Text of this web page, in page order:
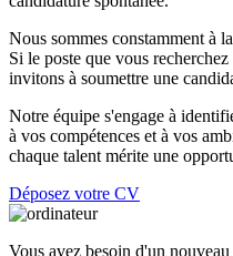
Nous sommes constamment à
Si le poste que vous
invitons à soumettre une
Notre équipe s'engage à
à vos compétences et à vos
chaque talent mérite une
Déposez votre CV
Vous avez besoin d'un